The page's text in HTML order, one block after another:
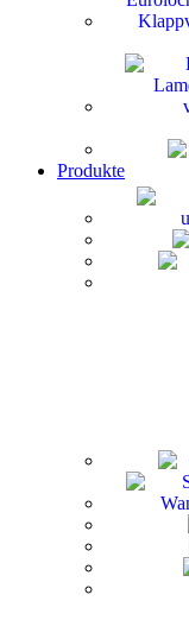
Produkte